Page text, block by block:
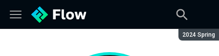
Сезон:
2024 Spring